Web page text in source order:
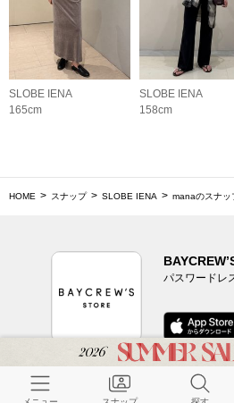
SLOBE IENA
165cm
SLOBE IENA
158cm
HOME スナップ SLOBE IENA manaのスナッ
パスワードレ
CUSTOMER